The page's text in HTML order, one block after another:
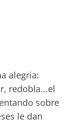
alegria:
redobla...el
sobre
le dan